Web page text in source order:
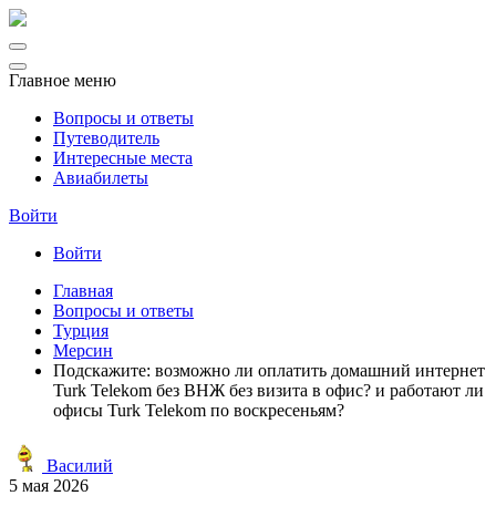
Главное меню
Вопросы и ответы
Путеводитель
Интересные места
Авиабилеты
Войти
Войти
Главная
Вопросы и ответы
Турция
Мерсин
Подскажите: возможно ли оплатить домашний интернет
Turk Telekom без ВНЖ без визита в офис? и работают ли
офисы Turk Telekom по воскресеньям?
Василий
5 мая 2026